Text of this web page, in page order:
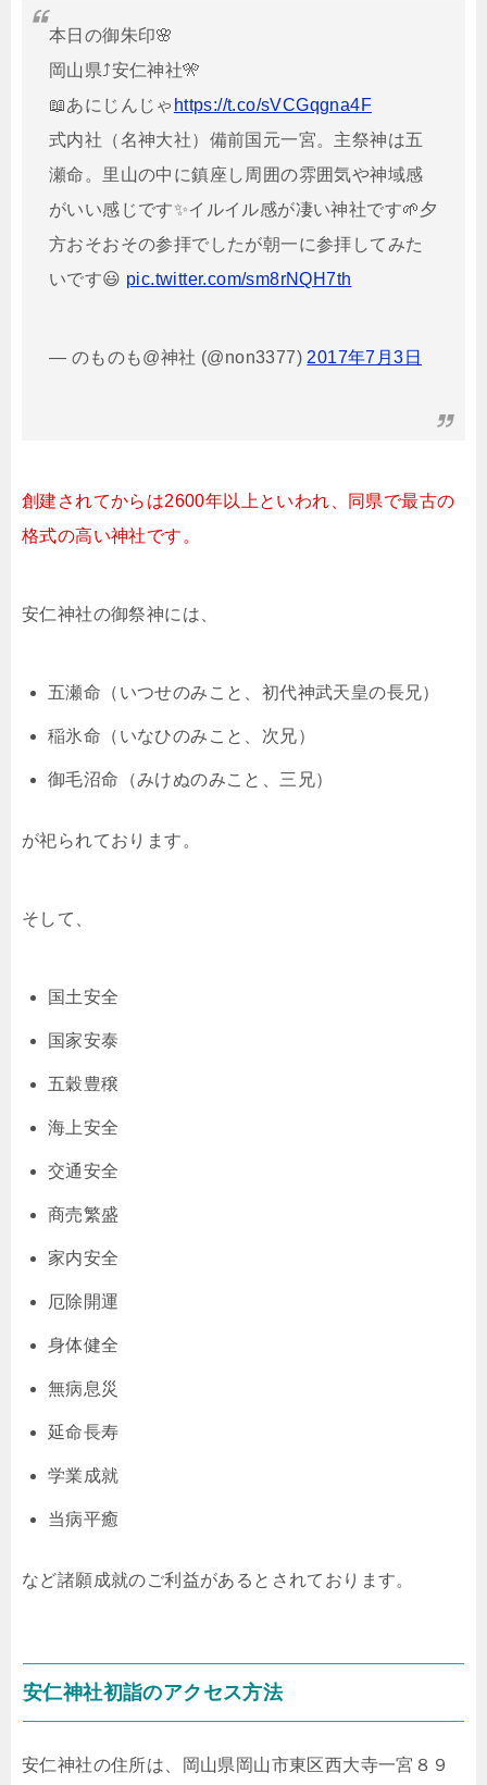
本日の御朱印🌸
岡山県⤴安仁神社🎌
📖あにじんじゃ https://t.co/sVCGqgna4F
式内社（名神大社）備前国元一宮。主祭神は五
瀬命。里山の中に鎮座し周囲の雰囲気や神域感
がいい感じです✨イルイル感が凄い神社です🌱夕
方おそおその参拝でしたが朝一に参拝してみた
いです😃 pic.twitter.com/sm8rNQH7th
— のものも@神社 (@non3377) 2017年7月3日
創建されてからは2600年以上といわれ、同県で最古の
格式の高い神社です。
安仁神社の御祭神には、
五瀬命（いつせのみこと、初代神武天皇の長兄）
稲氷命（いなひのみこと、次兄）
御毛沼命（みけぬのみこと、三兄）
が祀られております。
そして、
国土安全
国家安泰
五穀豊穣
海上安全
交通安全
商売繁盛
家内安全
厄除開運
身体健全
無病息災
延命長寿
学業成就
当病平癒
など諸願成就のご利益があるとされております。
安仁神社初詣のアクセス方法
安仁神社の住所は、岡山県岡山市東区西大寺一宮８９